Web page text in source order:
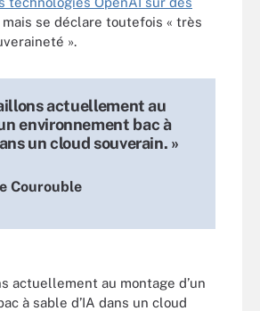
mais se déclare toutefois « très
».
actuellement au
environnement bac à
un cloud souverain. »
Courouble
actuellement au montage d’un
à sable d’IA dans un cloud